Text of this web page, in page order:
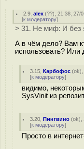
2.9 ,alex (??), 21:38, 27/
[к модератору]
> 31. Не миф: И без
А в чём дело? Вам
использовать? Или
3.15 ,Карбофос (ok),
[к модератору]
видимо,
SysVinit из
3.20 ,Пингвино (ok),
[к модератору]
Просто в